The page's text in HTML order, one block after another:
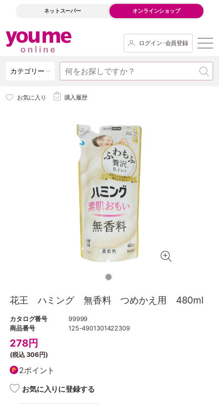
ネットスーパー オンラインショップ
ログイン･会員登録
カテゴリー
お気に入り 購入履歴
花王 ハミング 無香料 つめかえ用 480ml
カタログ番号
99999
商品番号
125-4901301422309
278円
(税込306円)
2ポイント
お気に入りに登録する